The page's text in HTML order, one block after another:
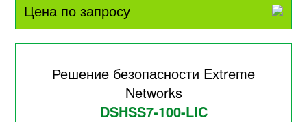
Цена по запросу
Решение безопасности Extreme
Networks
DSHSS7-100-LIC